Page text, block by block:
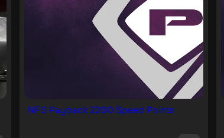
NFS Payback 2200 Speed Points